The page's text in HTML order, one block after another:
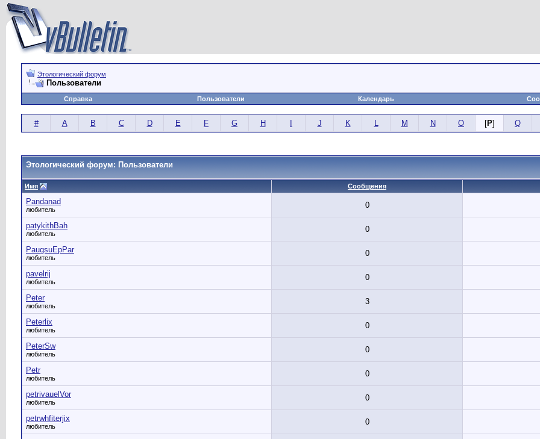
Этологический форум
Пользователи
Справка Пользователи Календарь
# A B C D E F G H J K L M N O [P] Q
Этологический форум: Пользователи
Имя Сообщения
Pandanad
любитель 0
patykithBah
любитель 0
PaugsuEpPar
любитель 0
pavelrij
любитель 0
Peter
любитель 3
Peterlix
любитель 0
PeterSw
любитель 0
Petr
любитель 0
petrivauelVor
любитель 0
petrwhfiterjix
любитель 0